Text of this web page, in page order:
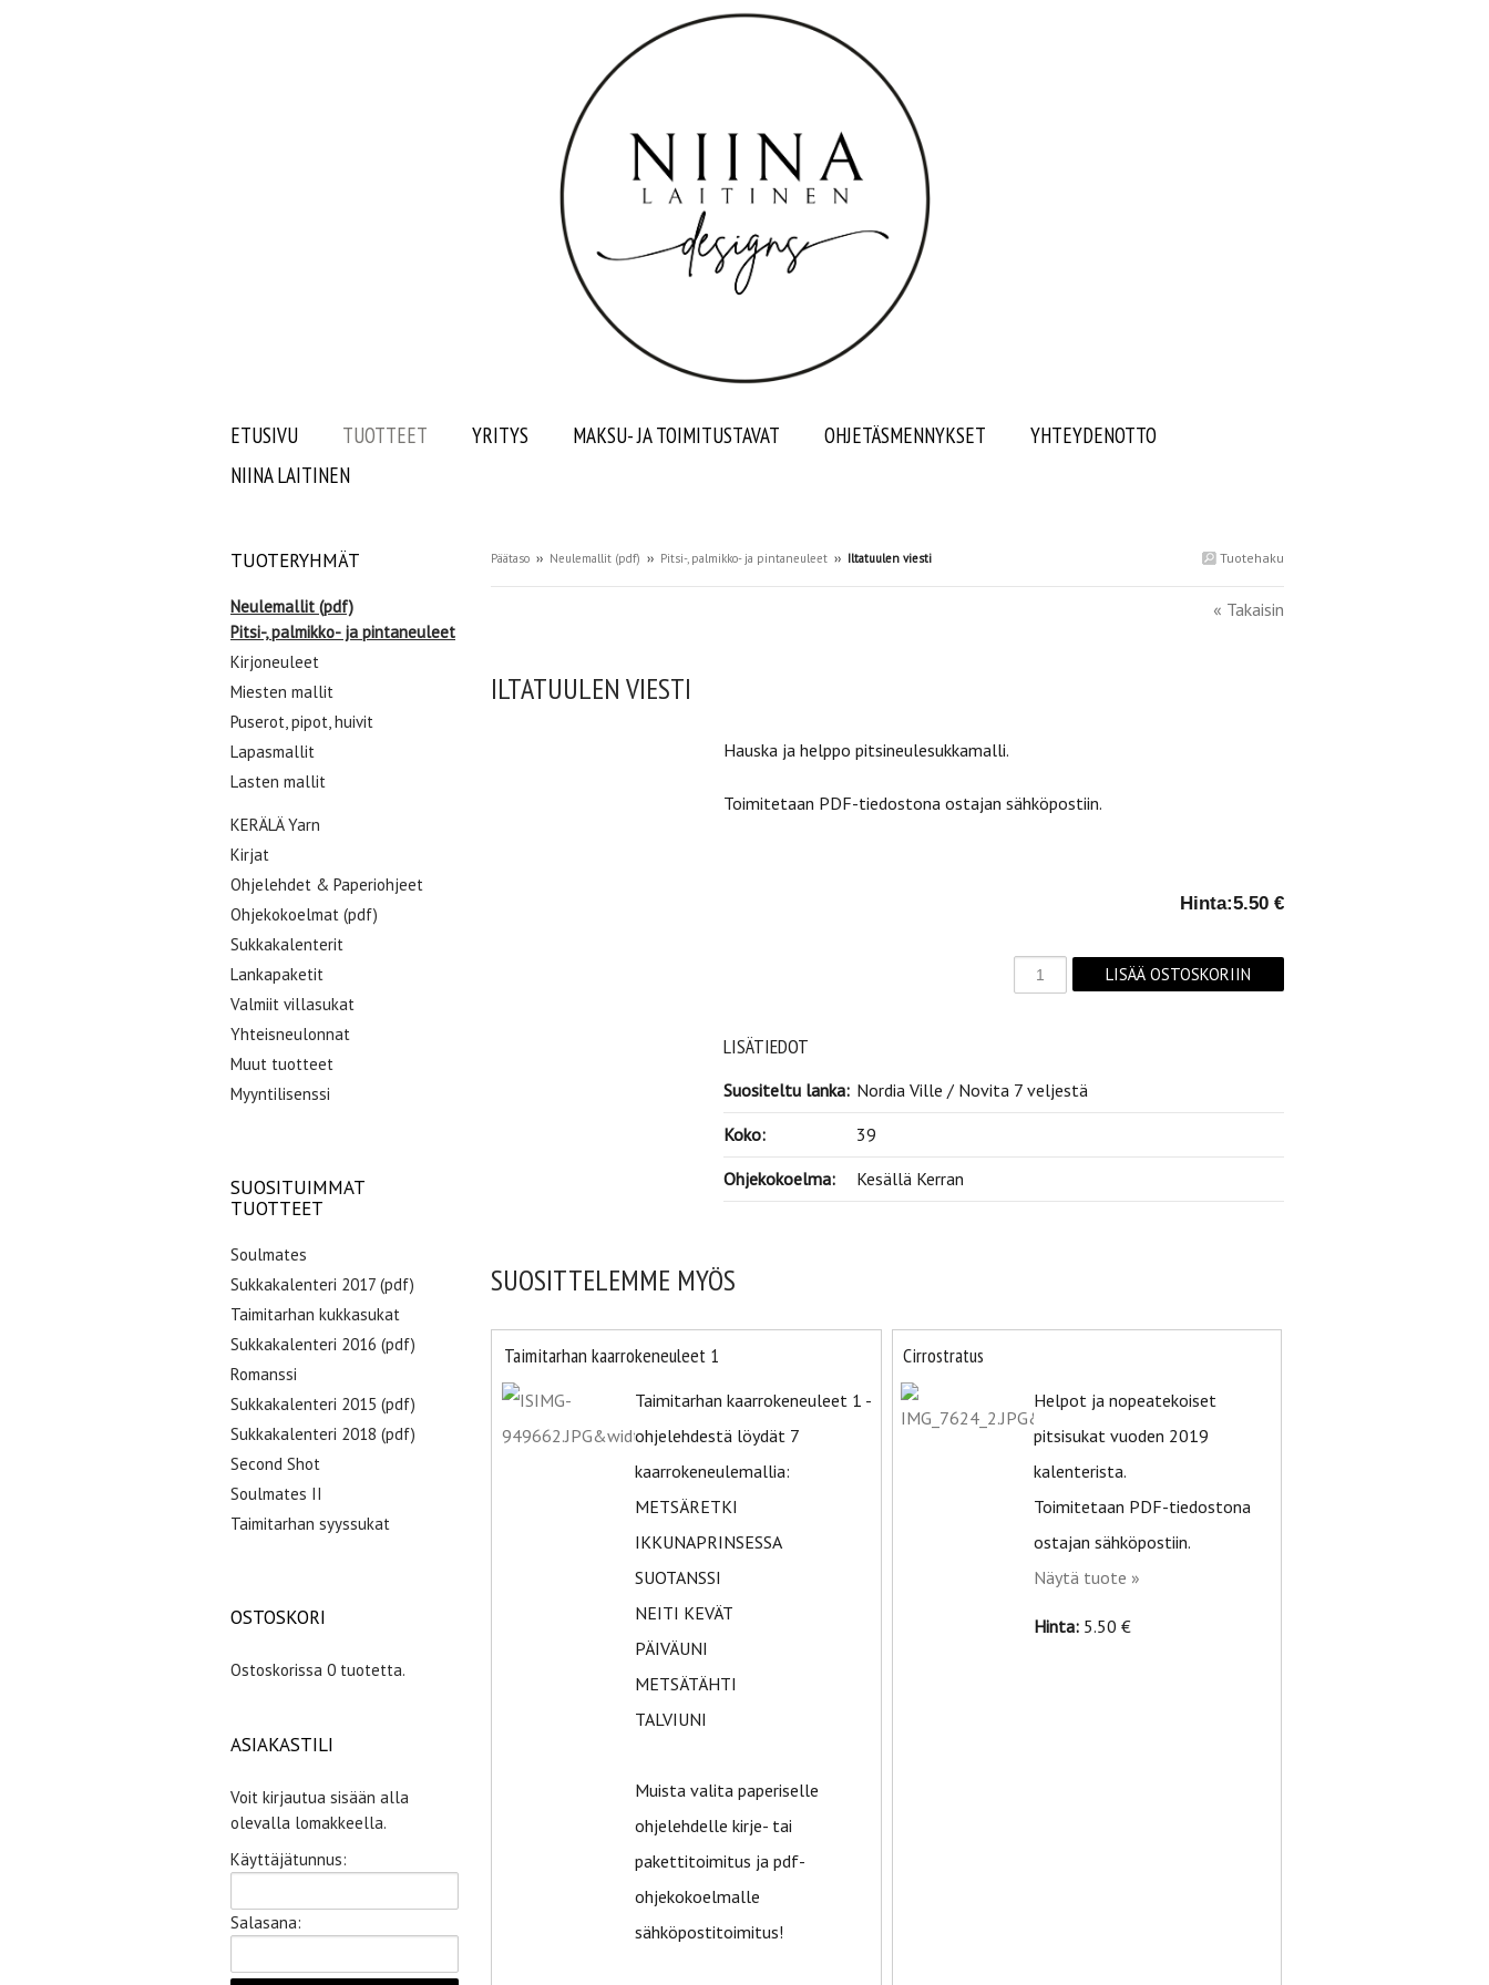
ETUSIVU TUOTTEET YRITYS MAKSU- JA TOIMITUSTAVAT OHJETÄSMENNYKSET
YHTEYDENOTTO
NIINA LAITINEN
Tuotehaku
Päätaso ›› Neulemallit (pdf) ›› Pitsi-, palmikko- ja pintaneuleet ›› Iltatuulen viesti
« Takaisin
ILTATUULEN VIESTI
Hauska ja helppo pitsineulesukkamalli.
Toimitetaan PDF-tiedostona ostajan sähköpostiin.
Hinta:5.50 €
LISÄTIEDOT
Suositeltu lanka: Nordia Ville / Novita 7 veljestä
Koko:
39
Ohjekokoelma:
Kesällä Kerran
SUOSITTELEMME MYÖS
Taimitarhan kaarrokeneuleet 1
Taimitarhan kaarrokeneuleet 1 -
ohjelehdestä löydät 7
kaarrokeneulemallia:
METSÄRETKI
IKKUNAPRINSESSA
SUOTANSSI
NEITI KEVÄT
PÄIVÄUNI
METSÄTÄHTI
TALVIUNI
Muista valita paperiselle
ohjelehdelle kirje- tai
pakettitoimitus ja pdf-
ohjekokoelmalle
sähköpostitoimitus!
Cirrostratus
Helpot ja nopeatekoiset
pitsisukat vuoden 2019
kalenterista.
Toimitetaan PDF-tiedostona
ostajan sähköpostiin.
Näytä tuote »
Hinta: 5.50 €
TUOTERYHMÄT
Neulemallit (pdf)
Pitsi-, palmikko- ja pintaneuleet
Kirjoneuleet
Miesten mallit
Puserot, pipot, huivit
Lapasmallit
Lasten mallit
KERÄLÄ Yarn
Kirjat
Ohjelehdet & Paperiohjeet
Ohjekokoelmat (pdf)
Sukkakalenterit
Lankapaketit
Valmiit villasukat
Yhteisneulonnat
Muut tuotteet
Myyntilisenssi
SUOSITUIMMAT
TUOTTEET
Soulmates
Sukkakalenteri 2017 (pdf)
Taimitarhan kukkasukat
Sukkakalenteri 2016 (pdf)
Romanssi
Sukkakalenteri 2015 (pdf)
Sukkakalenteri 2018 (pdf)
Second Shot
Soulmates II
Taimitarhan syyssukat
OSTOSKORI
Ostoskorissa 0 tuotetta.
ASIAKASTILI
Voit kirjautua sisään alla
olevalla lomakkeella.
Käyttäjätunnus:
Salasana: